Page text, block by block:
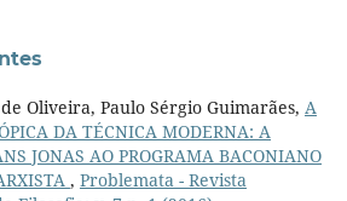
Oliveira, Paulo Sérgio Guimarães, A
DA TÉCNICA MODERNA: A
JONAS AO PROGRAMA BACONIANO
, Problemata - Revista